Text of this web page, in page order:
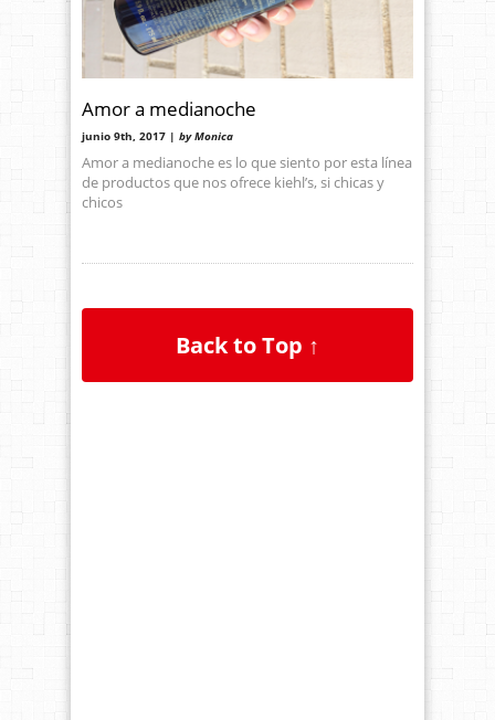
Amor a medianoche
junio 9th, 2017 | by Monica
Amor a medianoche es lo que siento por esta línea
de productos que nos ofrece kiehl’s, si chicas y
chicos
Back to Top ↑